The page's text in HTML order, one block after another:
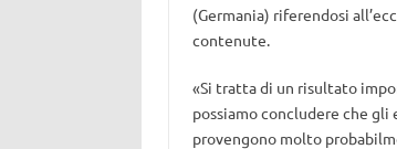
(Germania) riferendosi
contenute.
«Si tratta di un risultato
possiamo concludere che
provengono molto